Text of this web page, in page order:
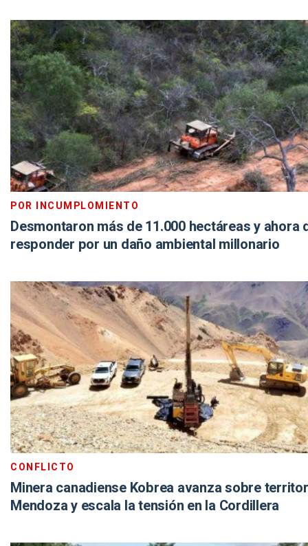
POR INCUMPLOMIENTO
Desmontaron más de 11.000 hectáreas y ahora
responder por un daño ambiental millonario
CONFLICTO
Minera canadiense Kobrea avanza sobre
Mendoza y escala la tensión en la Cordillera